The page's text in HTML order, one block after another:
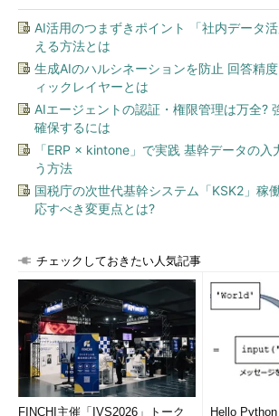
の組み込みファイ
アウォールとして
最初に作られたフ
後にWindows
Server 2003にも
導入される。ただ
し基本的にはパケ
能しか持たず、通
ロックするコンテ
ンツ・フィルタ機
ティが強化された
Windowsファイア
ウォールでも同
じ）
フィルタ
機能
条件指定によるパ
ケット・フィル
タ。インバウンド
方向のみフィルタ
可能（アウトバウ
ンド方向は常にパ
AI活用のつまずきポイント 「社内データ
える方法とは
生成AIのハルシネーションを防止 回答精
ィックレイヤーとは
AIエージェントの認証・権限管理は万全?
確保するには
「ERP × kintone」で実践 基幹データの
う方法
国税庁の次世代基幹システム「KSK2」稼
応すべき変更点とは?
チェックしておきたい人気記事
FINCHI主催「IVS2026」トーク Hello